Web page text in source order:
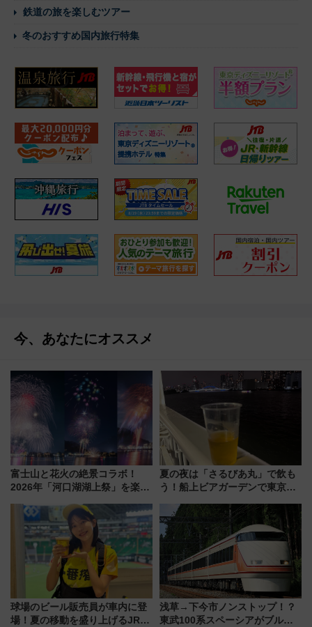
鉄道の旅を楽しむツアー
冬のおすすめ国内旅行特集
今、あなたにオススメ
富士山と花火の絶景コラボ！
2026年「河口湖湖上祭」を楽し
ススメ
夏の夜は「さるびあ丸」で飲も
う！船上ビアガーデンで東京湾
杯……工場直送生ビールや島グ
ルメが美味い
球場のビール販売員が車内に登
場！夏の移動を盛り上げるJR九
浅草→下今市ノンストップ！？
東武100系スペーシアがブルー